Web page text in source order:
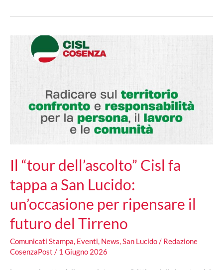
Lucido:
pronto
Estate
Il “tour dell’ascolto” Cisl fa
tappa a San Lucido:
un’occasione per ripensare il
futuro del Tirreno
Comunicati Stampa, Eventi, News,San Lucido/ Redazione
CosenzaPost / 1 Giugno 2026